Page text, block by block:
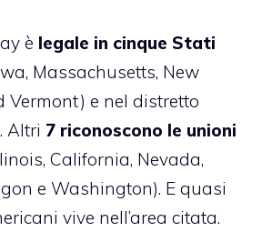
è legale in cinque Stati
Massachusetts, New
Vermont) e nel distretto
Altri 7 riconoscono le unioni
California, Nevada,
e Washington). E quasi
vive nell’area citata.